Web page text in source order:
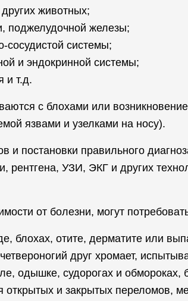
животных;
поджелудочной железы;
сосудистой системы;
и эндокринной системы;
и т.д.
с блохами или
язвами и узелками на носу).
и постановки правильного
рентгена, УЗИ, ЭКГ и других
от болезни, могут
блохах, отите, дерматите или
друг хромает,
одышке, судорогах и обмороках,
открытых и закрытых переломов,